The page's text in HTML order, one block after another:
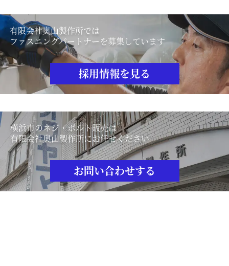
採用情報を見る
有限会社奥山製作所では
ファスニングパートナーを募集しています
横浜市のネジ・ボルト販売は
有限会社奥山製作所にお任せください
お問い合わせする